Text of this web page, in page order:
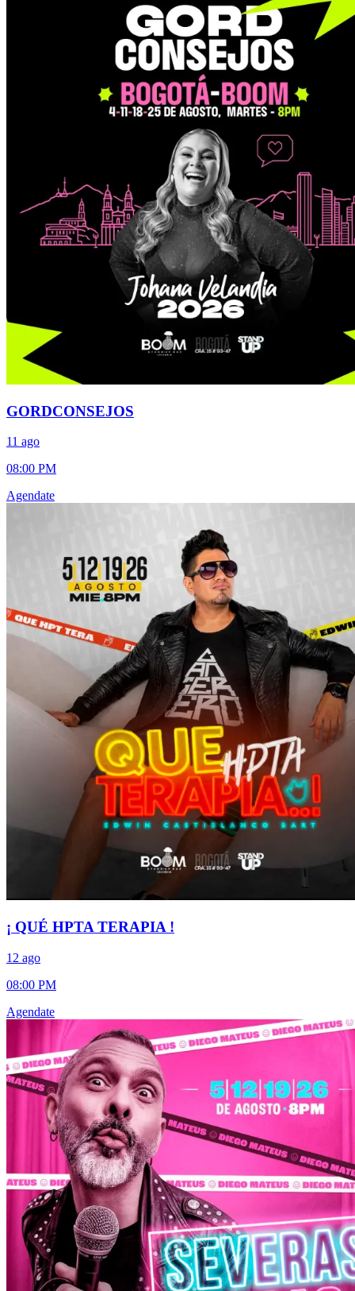
GORDCONSEJOS
11 ago
08:00 PM
Agendate
¡ QUÉ HPTA TERAPIA !
12 ago
08:00 PM
Agendate